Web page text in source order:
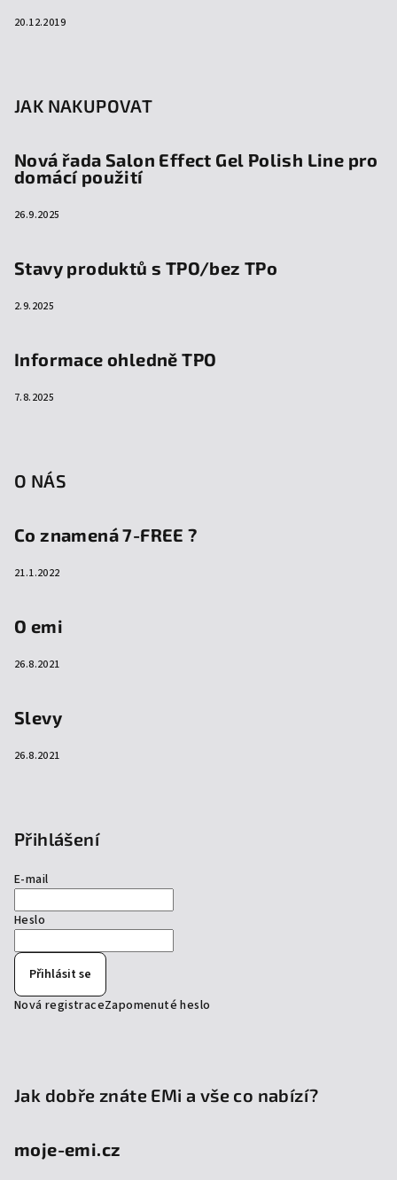
20.12.2019
JAK NAKUPOVAT
Nová řada Salon Effect Gel Polish Line pro
domácí použití
26.9.2025
Stavy produktů s TPO/bez TPo
2.9.2025
Informace ohledně TPO
7.8.2025
O NÁS
Co znamená 7-FREE ?
21.1.2022
O emi
26.8.2021
Slevy
26.8.2021
Přihlášení
E-mail
Heslo
Přihlásit se
Nová registraceZapomenuté heslo
Jak dobře znáte EMi a vše co nabízí?
moje-emi.cz